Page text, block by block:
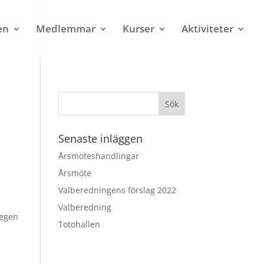
Medlemmar Kurser Aktiviteter
Senaste inläggen
Årsmöteshandlingar
Årsmöte
Valberedningens förslag 2022
Valberedning
Totohallen